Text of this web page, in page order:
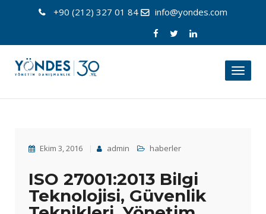
+90 (212) 327 01 84 info@yondes.com
Toggle
Ekim 3, 2016 admin haberler
ISO 27001:2013 Bilgi
Teknolojisi, Güvenlik